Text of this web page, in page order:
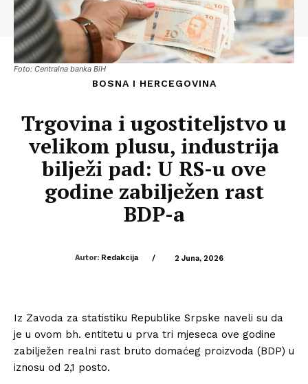
Foto: Centralna banka BiH
BOSNA I HERCEGOVINA
Trgovina i ugostiteljstvo u
velikom plusu, industrija
bilježi pad: U RS-u ove
godine zabilježen rast
BDP-a
Autor: Redakcija / 2 Juna, 2026
Iz Zavoda za statistiku Republike Srpske naveli su da
je u ovom bh. entitetu u prva tri mjeseca ove godine
zabilježen realni rast bruto domaćeg proizvoda (BDP) u
iznosu od 2,1 posto.